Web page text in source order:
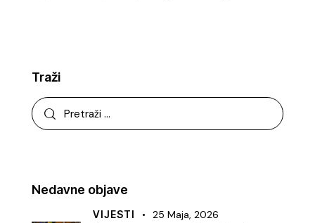
Traži
Nedavne objave
VIJESTI 25 Maja, 2026